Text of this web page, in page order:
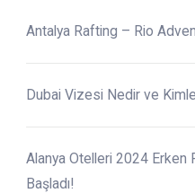
Antalya Rafting – Rio
Dubai Vizesi Nedir ve
Alanya Otelleri 2024 Erken
Başladı!